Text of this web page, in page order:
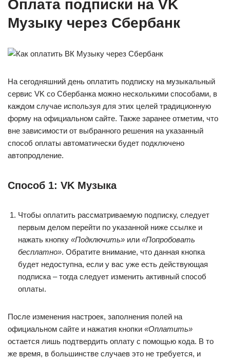
Оплата подписки на VK
Музыку через Сбербанк
На сегодняшний день оплатить подписку на музыкальный
сервис VK со Сбербанка можно несколькими способами, в
каждом случае используя для этих целей традиционную
форму на официальном сайте. Также заранее отметим, что
вне зависимости от выбранного решения на указанный
способ оплаты автоматически будет подключено
автопродление.
Способ 1: VK Музыка
Чтобы оплатить рассматриваемую подписку, следует
первым делом перейти по указанной ниже ссылке и
нажать кнопку «Подключить» или «Попробовать
бесплатно». Обратите внимание, что данная кнопка
будет недоступна, если у вас уже есть действующая
подписка – тогда следует изменить активный способ
оплаты.
После изменения настроек, заполнения полей на
официальном сайте и нажатия кнопки «Оплатить»
остается лишь подтвердить оплату с помощью кода. В то
же время, в большинстве случаев это не требуется, и